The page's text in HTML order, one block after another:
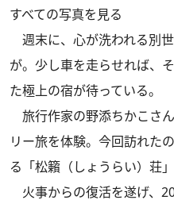
すべての写真を見る
週末に、心が洗われる別
が。少し車を走らせれば、
た極上の宿が待っている。
旅行作家の野添ちかこさ
リー旅を体験。今回訪れた
る「松籟（しょうらい）荘」
火事からの復活を遂げ、